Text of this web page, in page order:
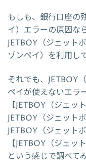
もしも、銀行口座の
イ）エラーの原因な
JETBOY（ジェット
ゾンペイ）を利用し
それでも、JETBOY
ペイが使えないエラ
【JETBOY（ジェッ
JETBOY（ジェット
JETBOY（ジェット
【JETBOY（ジェ
という感じで調べて